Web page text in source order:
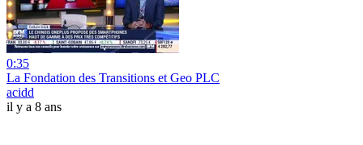
0:35
La Fondation des Transitions et Geo PLC
acidd
il y a 8 ans